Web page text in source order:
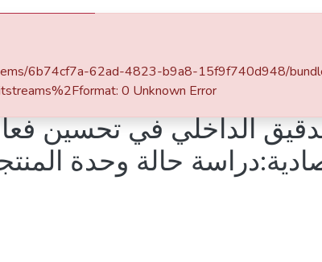
Sciences Financières et Comptabilité Comptabilité et Audit
الداخلي في تحسين
حالة وحدة
6b74cf7a-62ad-4823-b9a8-15f9f740d948/
0 Unknown Error